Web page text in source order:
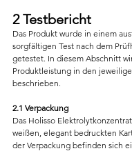
2 Testbericht
Das Produkt wurde in einem
sorgfältigen Test nach dem
getestet. In diesem Abschnitt
Produktleistung in den
beschrieben.
2.1 Verpackung
Das Holisso
weißen, elegant bedruckten
der Verpackung befinden sich